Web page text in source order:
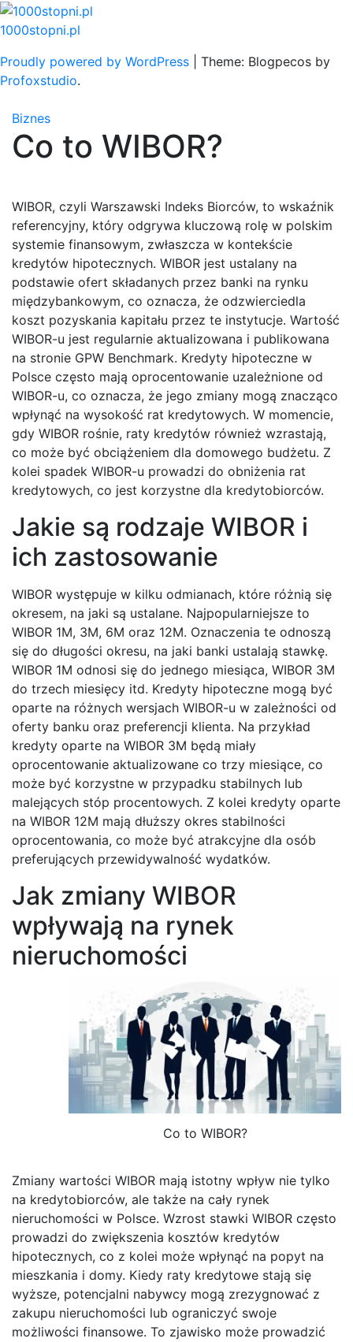
Skip
to
1000stopni.pl
Proudly powered by WordPress
Theme: Blogpecos by
Profoxstudio.
Biznes
Co to WIBOR?
WIBOR, czyli Warszawski Indeks Biorców, to wskaźnik
referencyjny, który odgrywa kluczową rolę w polskim
systemie finansowym, zwłaszcza w kontekście
kredytów hipotecznych. WIBOR jest ustalany na
podstawie ofert składanych przez banki na rynku
międzybankowym, co oznacza, że odzwierciedla
koszt pozyskania kapitału przez te instytucje. Wartość
WIBOR-u jest regularnie aktualizowana i publikowana
na stronie GPW Benchmark. Kredyty hipoteczne w
Polsce często mają oprocentowanie uzależnione od
WIBOR-u, co oznacza, że jego zmiany mogą znacząco
wpłynąć na wysokość rat kredytowych. W momencie,
gdy WIBOR rośnie, raty kredytów również wzrastają,
co może być obciążeniem dla domowego budżetu. Z
kolei spadek WIBOR-u prowadzi do obniżenia rat
kredytowych, co jest korzystne dla kredytobiorców.
Jakie są rodzaje WIBOR i
ich zastosowanie
WIBOR występuje w kilku odmianach, które różnią się
okresem, na jaki są ustalane. Najpopularniejsze to
WIBOR 1M, 3M, 6M oraz 12M. Oznaczenia te odnoszą
się do długości okresu, na jaki banki ustalają stawkę.
WIBOR 1M odnosi się do jednego miesiąca, WIBOR 3M
do trzech miesięcy itd. Kredyty hipoteczne mogą być
oparte na różnych wersjach WIBOR-u w zależności od
oferty banku oraz preferencji klienta. Na przykład
kredyty oparte na WIBOR 3M będą miały
oprocentowanie aktualizowane co trzy miesiące, co
może być korzystne w przypadku stabilnych lub
malejących stóp procentowych. Z kolei kredyty oparte
na WIBOR 12M mają dłuższy okres stabilności
oprocentowania, co może być atrakcyjne dla osób
preferujących przewidywalność wydatków.
Jak zmiany WIBOR
wpływają na rynek
nieruchomości
Co to WIBOR?
Zmiany wartości WIBOR mają istotny wpływ nie tylko
na kredytobiorców, ale także na cały rynek
nieruchomości w Polsce. Wzrost stawki WIBOR często
prowadzi do zwiększenia kosztów kredytów
hipotecznych, co z kolei może wpłynąć na popyt na
mieszkania i domy. Kiedy raty kredytowe stają się
wyższe, potencjalni nabywcy mogą zrezygnować z
zakupu nieruchomości lub ograniczyć swoje
możliwości finansowe. To zjawisko może prowadzić